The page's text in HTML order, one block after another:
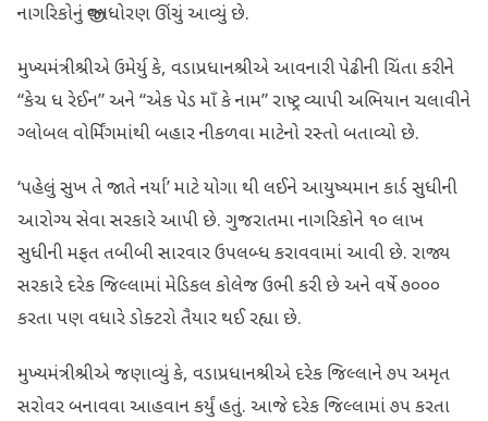
નાગરિકોનું જીવનધોરણ ઊંચું આવ્યું છે.
મુખ્યમંત્રીશ્રીએ ઉમેર્યુ કે, વડાપ્રધાનશ્રીએ આવનારી પેઢીની ચિંતા કરીને
“કેચ ધ રેઈન” અને “એક પેડ માઁ કે નામ” રાષ્ટ્ર વ્યાપી અભિયાન ચલાવીને
ગ્લોબલ વોર્મિંગમાંથી બહાર નીકળવા માટેનો રસ્તો બતાવ્યો છે.
‘પહેલું સુખ તે જાતે નર્યા’ માટે યોગા થી લઈને આયુષ્યમાન કાર્ડ સુધીની
આરોગ્ય સેવા સરકારે આપી છે. ગુજરાતમા નાગરિકોને ૧૦ લાખ
સુધીની મફત તબીબી સારવાર ઉપલબ્ધ કરાવવામાં આવી છે. રાજ્ય
સરકારે દરેક જિલ્લામાં મેડિકલ કોલેજ ઉભી કરી છે અને વર્ષે ૭૦૦૦
કરતા પણ વધારે ડોક્ટરો તૈયાર થઈ રહ્યા છે.
મુખ્યમંત્રીશ્રીએ જણાવ્યું કે, વડાપ્રધાનશ્રીએ દરેક જિલ્લાને ૭૫ અમૃત
સરોવર બનાવવા આહવાન કર્યું હતું. આજે દરેક જિલ્લામાં ૭૫ કરતા